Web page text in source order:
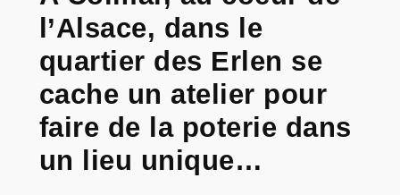
l’Alsace, dans le
quartier des Erlen se
cache un atelier pour
faire de la poterie dans
un lieu unique…